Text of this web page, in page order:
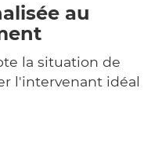
au
la situation de
l'intervenant idéal